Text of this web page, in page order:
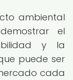
ambiental
el
y la
puede ser
cada